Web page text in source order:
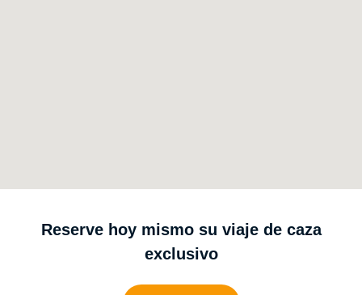
Reserve hoy mismo su viaje de caza
exclusivo